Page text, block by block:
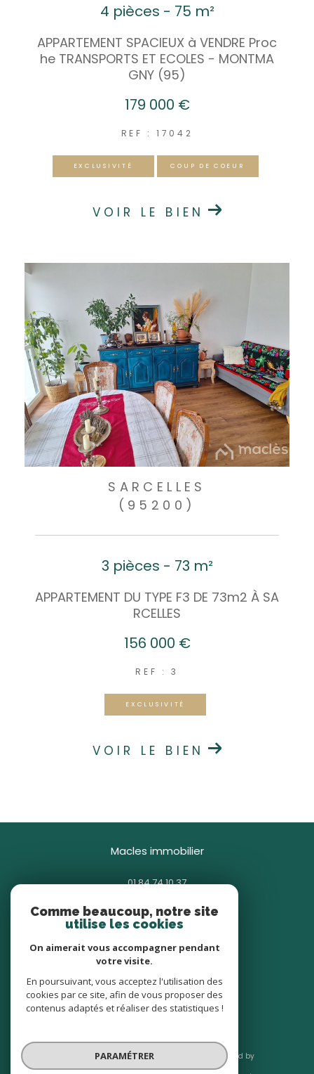
4 pièces - 75 m²
APPARTEMENT SPACIEUX à VENDRE Proc
he TRANSPORTS ET ECOLES - MONTMA
GNY (95)
179 000 €
REF : 17042
EXCLUSIVITÉ COUP DE COEUR
VOIR LE BIEN
SARCELLES
(95200)
3 pièces - 73 m²
APPARTEMENT DU TYPE F3 DE 73m2 À SA
RCELLES
156 000 €
REF : 3
EXCLUSIVITÉ
VOIR LE BIEN
macles immobilier
01 84 74 10 37
85 avenue Général Gallieni
93380 pierrefitte-sur-seine
nous suivre sur
© 2026 | Tous droits réservés | Traduction powered by
Google |
Comme beaucoup, notre site
utilise les cookies
On aimerait vous accompagner pendant
votre visite.
En poursuivant, vous acceptez l'utilisation des
cookies par ce site, afin de vous proposer des
contenus adaptés et réaliser des statistiques !
PARAMÉTRER